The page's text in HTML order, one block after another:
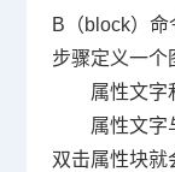
B（block）
步骤定义一个
属性文字
属性文字
双击属性块就